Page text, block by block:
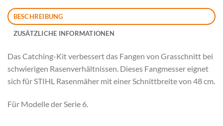
BESCHREIBUNG
ZUSÄTZLICHE INFORMATIONEN
Das Catching-Kit verbessert das Fangen von Grasschnitt bei
schwierigen Rasenverhältnissen. Dieses Fangmesser eignet
sich für STIHL Rasenmäher mit einer Schnittbreite von 48 cm.
Für Modelle der Serie 6.